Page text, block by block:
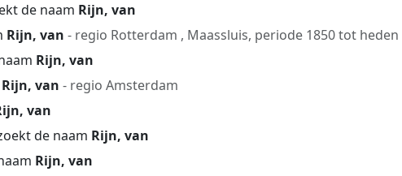
de naam Rijn, van
Rijn, van - regio Rotterdam , Maassluis, periode 1850 tot heden
Rijn, van
Rijn, van - regio Amsterdam
van
de naam Rijn, van
Rijn, van